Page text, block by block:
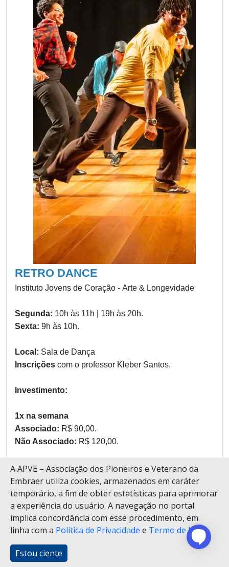
RETRO DANCE
Instituto Jovens de Coração - Arte & Longevidade
Segunda: 10h às 11h | 19h às 20h.
Sexta: 9h às 10h.
Local: Sala de Dança
Inscrições com o professor Kleber Santos.
Investimento:
1x na semana
Associado: R$ 90,00.
Não Associado: R$ 120,00.
2x na semana
Associado:R$ 175,00.
Não Associado: R$ 210,00.
Como 2ª modalidade:
1x na semana
Associado:R$ 80,00.
Não Associado:
A APVE – Associação dos Pioneiros e Veterano da
Embraer utiliza cookies, armazenados em caráter
temporário, a fim de obter estatísticas para aprimorar
a experiência do usuário. A navegação no portal
implica concordância com esse procedimento, em
linha com a Política de Privacidade e Termo de Uso.
Estou ciente